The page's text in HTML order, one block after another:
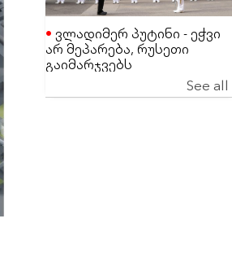
ვლადიმერ პუტინი - ეჭვი
არ მეპარება, რუსეთი
გაიმარჯვებს
See all